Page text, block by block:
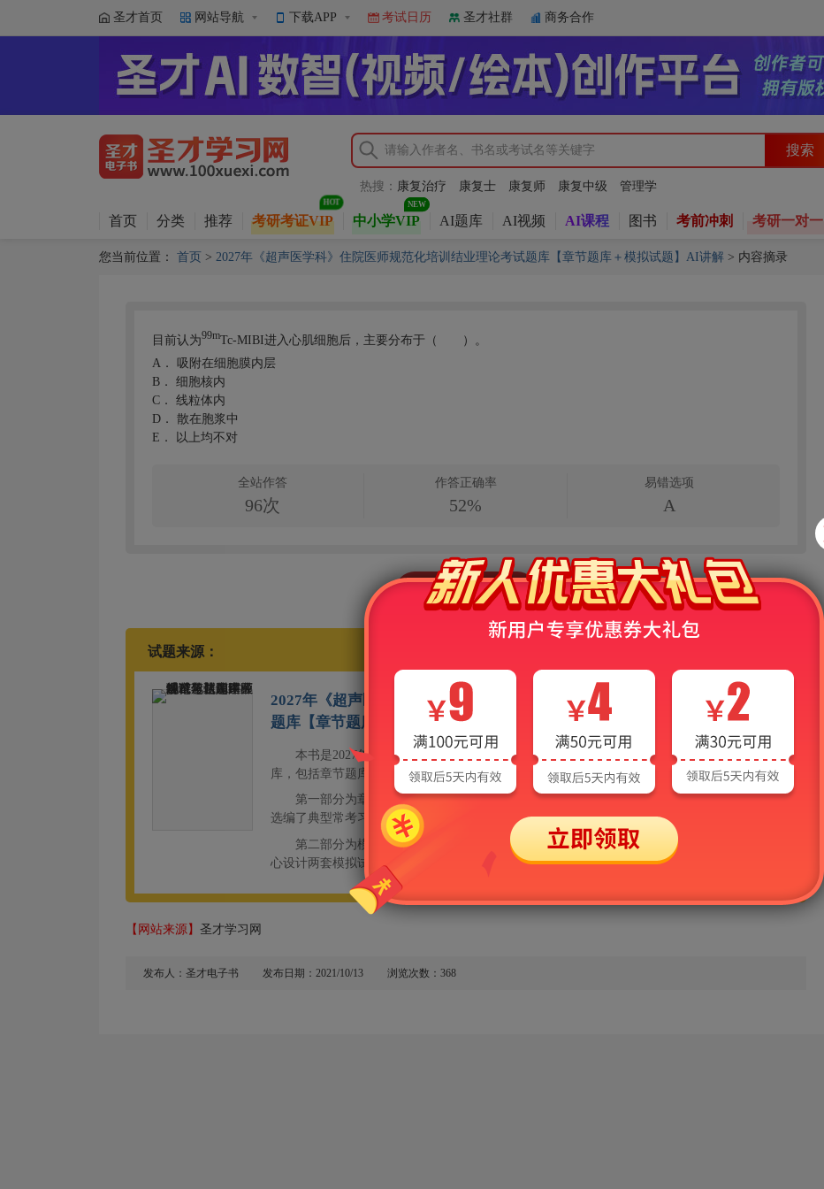
圣才首页 网站导航 下载APP 考试日历 圣才社群 商务合作
搜索
热搜： 康复治疗 康复士 康复师 康复中级 管理学
首页 分类 推荐 考研考证VIP 中小学VIP AI题库 AI视频 AI课程 图书 考前冲刺 考研一对一
您当前位置： 首页 > 2027年《超声医学科》住院医师规范化培训结业理论考试题库【章节题库＋模拟试题】AI讲解 > 内容摘录
目前认为99mTc-MIBI进入心肌细胞后，主要分布于（ ）。
A．
吸附在细胞膜内层
B．
细胞核内
C．
线粒体内
D．
散在胞浆中
E．
以上均不对
全站作答
96次
作答正确率
52%
易错选项
A
查看答案解析
试题来源：
2027年《超声医学科》住院医师规范化培训结业理论考试
题库【章节题库＋模拟试题】AI讲解
本书是2027年《超声医学科》住院医师规范培训结业理论考试的题
库，包括章节题库和模拟试题两个部分：
第一部分为章节题库。每章根据最新大纲的要求及相关教材，精心
选编了典型常考习题，并提供详解。
第二部分为模拟试题。本部分根据常考知识点，参考相关真题，精
心设计两套模拟试题，便于考生检测复习效果。
扫码在手机上做题
【网站来源】 圣才学习网
发布人：圣才电子书 发布日期：2021/10/13 浏览次数：368